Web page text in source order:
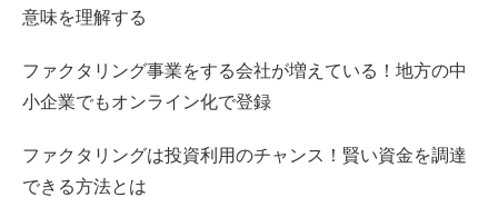
意味を理解する
ファクタリング事業をする会社が増えている！地方の中
小企業でもオンライン化で登録
ファクタリングは投資利用のチャンス！賢い資金を調達
できる方法とは